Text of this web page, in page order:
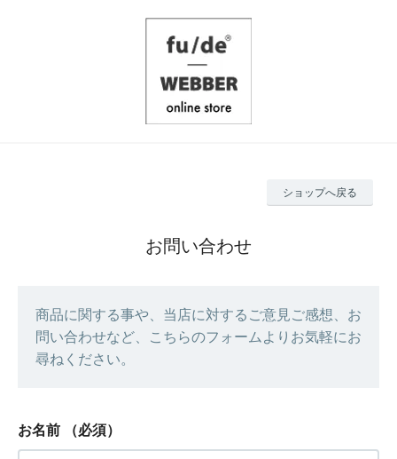
ショップへ戻る
お問い合わせ
商品に関する事や、当店に対するご意見ご感想、お
問い合わせなど、こちらのフォームよりお気軽にお
尋ねください。
お名前 （必須）